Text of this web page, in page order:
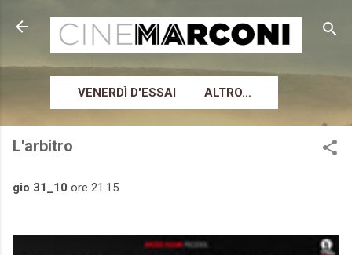
Passa ai contenuti principali
VENERDÌ D'ESSAI ALTRO…
L'arbitro
gio 31_10 ore 21.15